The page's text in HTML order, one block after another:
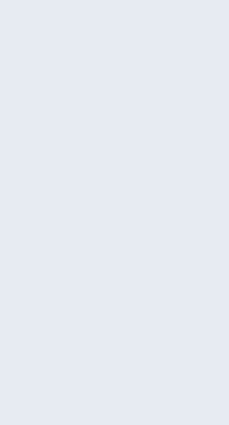
am
Mächte" am
Boys der
Entwicklung